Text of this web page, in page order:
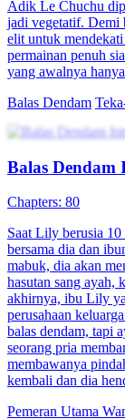
Marah, Lin Chen
Manlin, tanpa
musuhnya. Ironinya,
sebalik segalanya.